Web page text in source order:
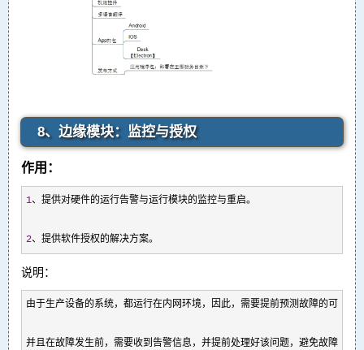
8、边缘模块：监控与授权
作用：
1、提供对硬件的运行告警与运行模块的监控与重启。
2、提供软件授权的解决方案。
说明：
由于生产设备的系统，都运行在内网环境，因此，需要提前预测故障的可能性
并且在故障发生前，需要收到告警信息，并提前处理好该问题，避免故障直接